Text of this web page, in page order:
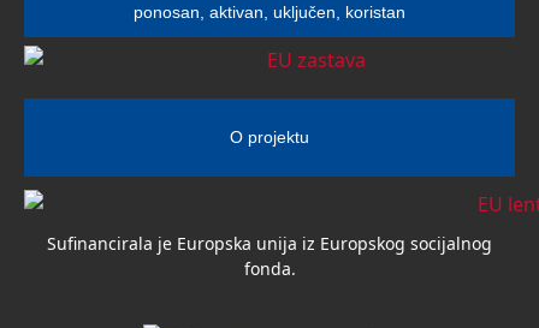
ponosan, aktivan, uključen, koristan
O projektu
Sufinancirala je Europska unija iz Europskog socijalnog
fonda.